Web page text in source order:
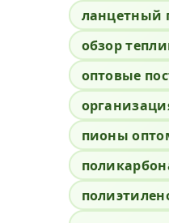
ланцетный
обзор
оптовые
пионы